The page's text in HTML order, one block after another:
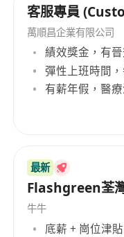
相近行业背景优
能力要求：
具备较强的
能力；
沟通协调能
职业素养
与服务意识。
客服專員
萬順昌企業有限公司
績效獎金，有
彈性上班時間
有薪年假，醫
最新
Flashgreen荃
牛牛
底薪 + 崗位津